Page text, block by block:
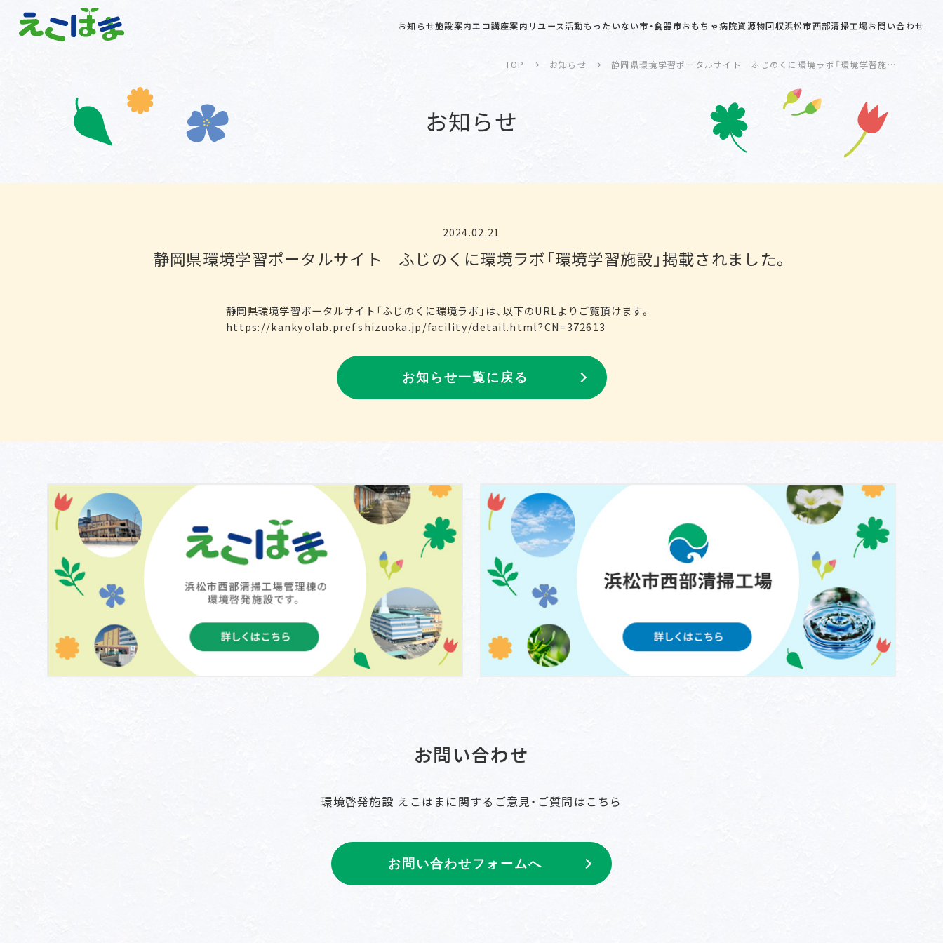
お知らせ施設案内エコ講座案内 リユース活動もったいない市・食器市おもちゃ病院資源物回収浜松市西部清掃工場お問い合わせ
TOP お知らせ 静岡県環境学習ポータルサイト ふじのくに環境ラボ「環境学習施…
お知らせ
2024.02.21
静岡県環境学習ポータルサイト ふじのくに環境ラボ「環境学習施設」掲載されました。
静岡県環境学習ポータルサイト「ふじのくに環境ラボ」は、以下のURLよりご覧頂けます。
https://kankyolab.pref.shizuoka.jp/facility/detail.html?CN=372613
お知らせ一覧に戻る
お問い合わせ
環境啓発施設 えこはまに関するご意見・ご質問はこちら
お問い合わせフォームへ